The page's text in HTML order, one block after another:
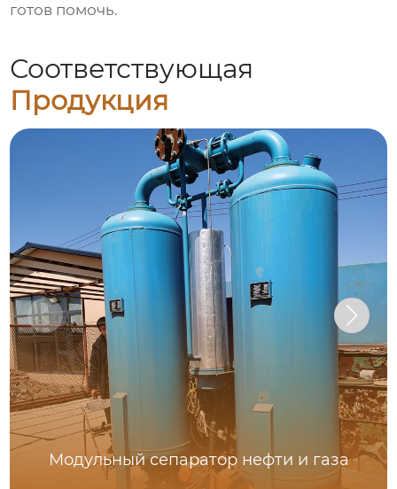
готов помочь.
Соответствующая
Продукция
Модульный сепаратор нефти и газа